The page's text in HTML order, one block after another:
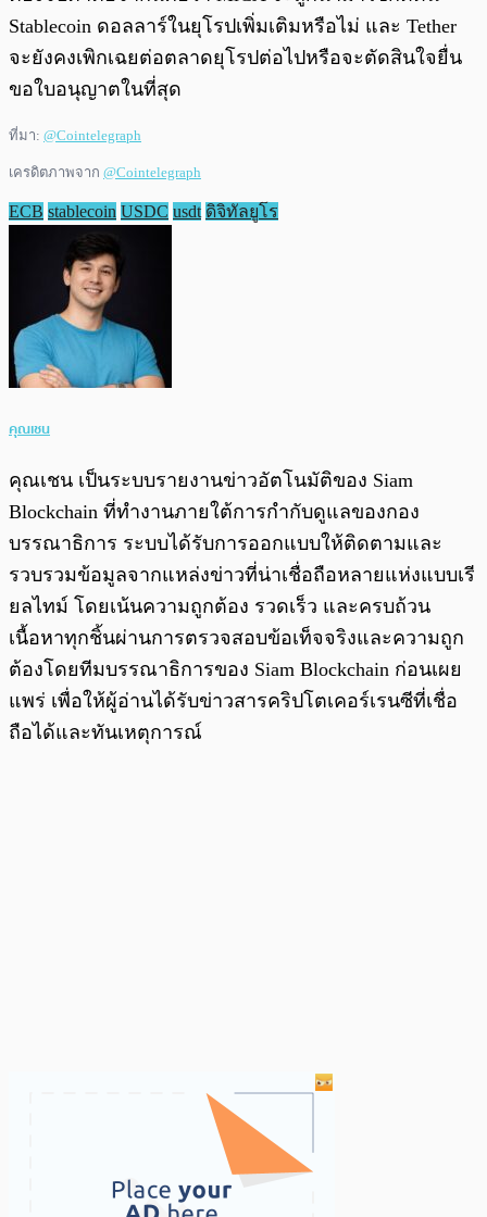
Stablecoin ดอลลาร์ในยุโรปเพิ่มเติมหรือไม่ และ Tether
จะยังคงเพิกเฉยต่อตลาดยุโรปต่อไปหรือจะตัดสินใจยื่น
ขอใบอนุญาตในที่สุด
ที่มา: @Cointelegraph
เครดิตภาพจาก @Cointelegraph
ECB stablecoin USDC usdt ดิจิทัลยูโร
คุณเชน
คุณเชน เป็นระบบรายงานข่าวอัตโนมัติของ Siam
Blockchain ที่ทำงานภายใต้การกำกับดูแลของกอง
บรรณาธิการ ระบบได้รับการออกแบบให้ติดตามและ
รวบรวมข้อมูลจากแหล่งข่าวที่น่าเชื่อถือหลายแห่งแบบเรี
ยลไทม์ โดยเน้นความถูกต้อง รวดเร็ว และครบถ้วน
เนื้อหาทุกชิ้นผ่านการตรวจสอบข้อเท็จจริงและความถูก
ต้องโดยทีมบรรณาธิการของ Siam Blockchain ก่อนเผย
แพร่ เพื่อให้ผู้อ่านได้รับข่าวสารคริปโตเคอร์เรนซีที่เชื่อ
ถือได้และทันเหตุการณ์